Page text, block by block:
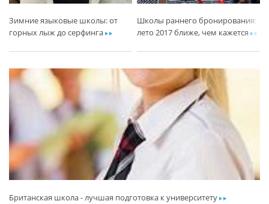
Зимние языковые школы: от
горных лыж до серфингаar
Школы раннего бронирования:
лето 2017 ближе, чем кажетсяar
Британская школа - лучшая подготовка к университетуar